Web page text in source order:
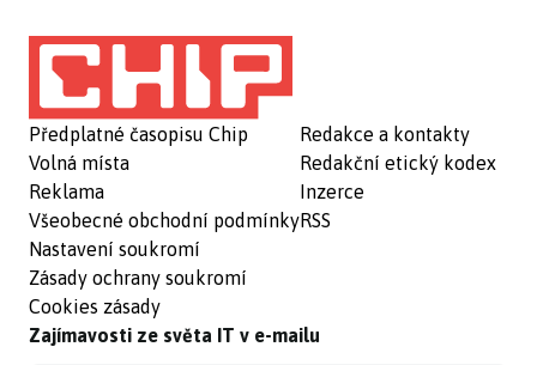
Předplatné časopisu Chip
Volná místa
Reklama
Všeobecné obchodní podmínky
Nastavení soukromí
Zásady ochrany soukromí
Cookies zásady
Redakce a kontakty
Redakční etický kodex
Inzerce
RSS
Zajímavosti ze světa IT v e-mailu